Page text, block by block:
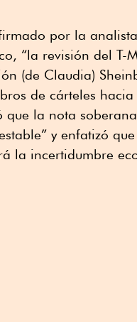
por la
“la revisión del T-
(de Claudia)
de cárteles hacia
que la nota
y enfatizó
la incertidumbre